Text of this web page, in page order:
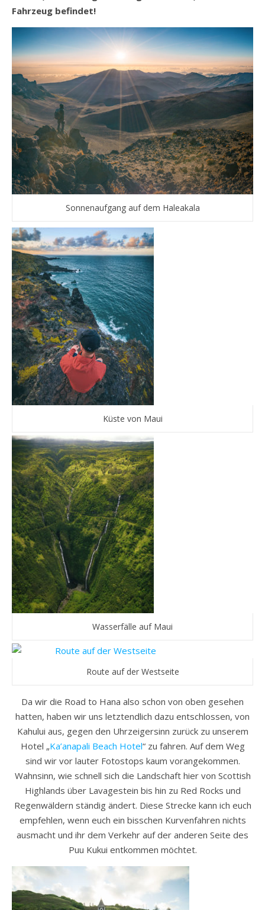
Fahrzeug befindet!
Sonnenaufgang auf dem Haleakala
Küste von Maui
Wasserfälle auf Maui
Route auf der Westseite
Da wir die Road to Hana also schon von oben gesehen
hatten, haben wir uns letztendlich dazu entschlossen, von
Kahului aus, gegen den Uhrzeigersinn zurück zu unserem
Hotel „Ka’anapali Beach Hotel“ zu fahren. Auf dem Weg
sind wir vor lauter Fotostops kaum vorangekommen.
Wahnsinn, wie schnell sich die Landschaft hier von Scottish
Highlands über Lavagestein bis hin zu Red Rocks und
Regenwäldern ständig ändert. Diese Strecke kann ich euch
empfehlen, wenn euch ein bisschen Kurvenfahren nichts
ausmacht und ihr dem Verkehr auf der anderen Seite des
Puu Kukui entkommen möchtet.